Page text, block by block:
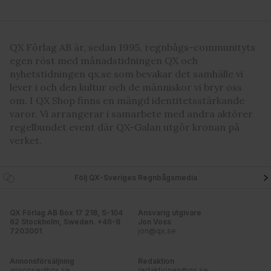
QX Förlag AB är, sedan 1995, regnbågs-communityts
egen röst med månadstidningen QX och
nyhetstidningen qx.se som bevakar det samhälle vi
lever i och den kultur och de människor vi bryr oss
om. I QX Shop finns en mängd identitetsstärkande
varor. Vi arrangerar i samarbete med andra aktörer
regelbundet event där QX-Galan utgör kronan på
verket.
Följ QX-Sveriges Regnbågsmedia
QX Förlag AB Box 17 218, S-104
62 Stockholm, Sweden. +46-8
7203001
Ansvarig utgivare
Jon Voss
jon@qx.se
Annonsförsäljning
Redaktion